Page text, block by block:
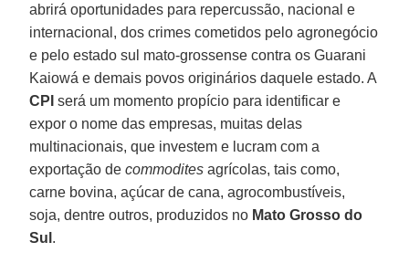
abrirá oportunidades para repercussão, nacional e
internacional, dos crimes cometidos pelo agronegócio
e pelo estado sul mato-grossense contra os Guarani
Kaiowá e demais povos originários daquele estado. A
CPI será um momento propício para identificar e
expor o nome das empresas, muitas delas
multinacionais, que investem e lucram com a
exportação decommodites agrícolas, tais como,
carne bovina, açúcar de cana, agrocombustíveis,
soja, dentre outros, produzidos no Mato Grosso do
Sul .